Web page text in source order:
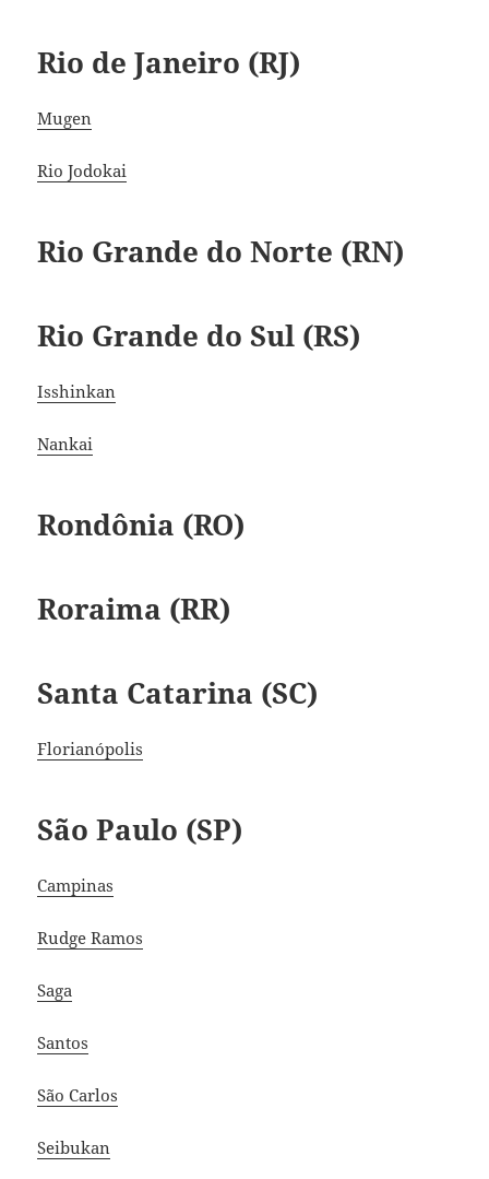
Rio de Janeiro (RJ)
Mugen
Rio Jodokai
Rio Grande do Norte (RN)
Rio Grande do Sul (RS)
Isshinkan
Nankai
Rondônia (RO)
Roraima (RR)
Santa Catarina (SC)
Florianópolis
São Paulo (SP)
Campinas
Rudge Ramos
Saga
Santos
São Carlos
Seibukan